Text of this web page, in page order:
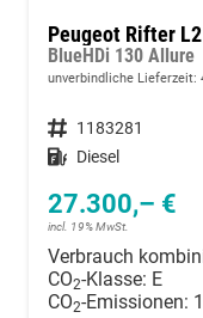
Peugeot Rifter L2
BlueHDi 130 Allure
unverbindliche Lieferzeit:
Fahrzeugnummer 1183281
Kraftstoff Diesel
27.300,– €
incl. 19% MwSt.
Verbrauch
CO2-Klasse: E
CO2-Emissionen: